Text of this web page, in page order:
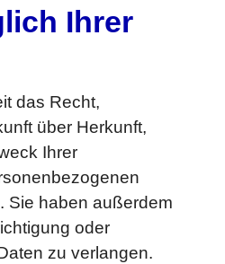
Ihrer
das Recht,
über Herkunft,
Ihrer
Sie haben außerdem
oder
zu verlangen.